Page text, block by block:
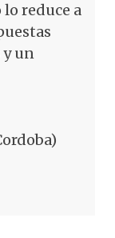
lo reduce a
y un